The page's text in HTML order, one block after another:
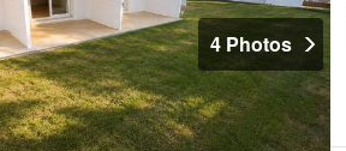
4 Photos